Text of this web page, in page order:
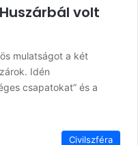
volt
mulatságot a két
Idén
csapatokat” és a
Civilszféra